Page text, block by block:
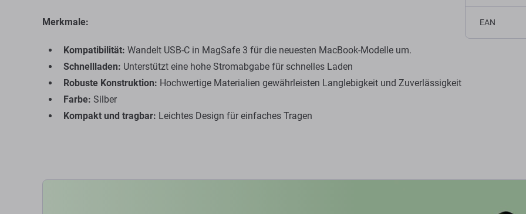
Merkmale:
Kompatibilität: Wandelt USB-C in MagSafe 3 für die neuesten MacBook-Modelle um.
Schnellladen: Unterstützt eine hohe Stromabgabe für schnelles Laden
Robuste Konstruktion: Hochwertige Materialien gewährleisten Langlebigkeit und Zuverlässigkeit
Farbe: Silber
Kompakt und tragbar: Leichtes Design für einfaches Tragen
EAN